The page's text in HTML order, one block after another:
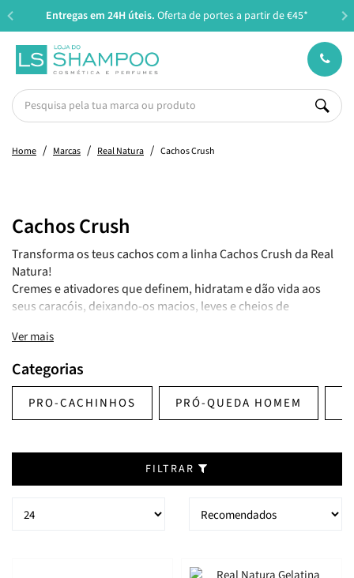
Entregas em 24H úteis. Oferta de portes a partir de €45*
Home Marcas Real Natura Cachos Crush
Cachos Crush
Transforma os teus cachos com a linha Cachos Crush da Real
Natura!
Cremes e ativadores que definem, hidratam e dão vida aos
seus caracóis, deixando-os macios, leves e cheios de
natural dos teus cachos todos os dias.
Ver mais
Categorias
PRO-CACHINHOS PRÓ-QUEDA HOMEM
FILTRAR